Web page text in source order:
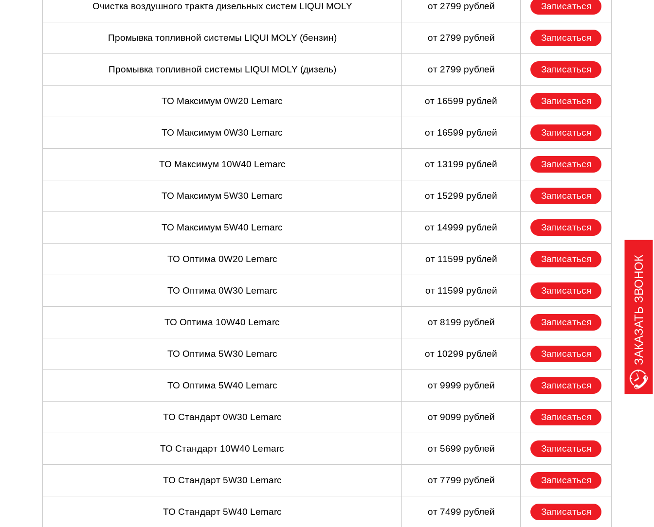
Очистка воздушного тракта дизельных систем LIQUI MOLY от 2799 рублей Записаться
Промывка топливной системы LIQUI MOLY (бензин) от 2799 рублей Записаться
Промывка топливной системы LIQUI MOLY (дизель) от 2799 рублей Записаться
ТО Максимум 0W20 Lemarc от 16599 рублей Записаться
ТО Максимум 0W30 Lemarc от 16599 рублей Записаться
ТО Максимум 10W40 Lemarc от 13199 рублей Записаться
ТО Максимум 5W30 Lemarc от 15299 рублей Записаться
ТО Максимум 5W40 Lemarc от 14999 рублей Записаться
ТО Оптима 0W20 Lemarc от 11599 рублей Записаться
ТО Оптима 0W30 Lemarc от 11599 рублей Записаться
ТО Оптима 10W40 Lemarc от 8199 рублей Записаться
ТО Оптима 5W30 Lemarc от 10299 рублей Записаться
ТО Оптима 5W40 Lemarc от 9999 рублей Записаться
ТО Стандарт 0W30 Lemarc от 9099 рублей Записаться
ТО Стандарт 10W40 Lemarc от 5699 рублей Записаться
ТО Стандарт 5W30 Lemarc от 7799 рублей Записаться
ТО Стандарт 5W40 Lemarc от 7499 рублей Записаться
ЗАКАЗАТЬ ЗВОНОК